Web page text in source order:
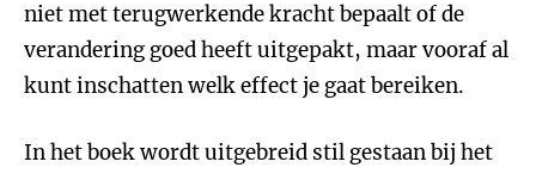
niet met terugwerkende kracht bepaalt of de
verandering goed heeft uitgepakt, maar vooraf al
kunt inschatten welk effect je gaat bereiken.
In het boek wordt uitgebreid stil gestaan bij het